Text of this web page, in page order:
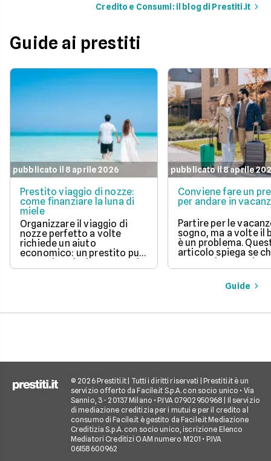
Credito e Consumi: il blog di Prestiti.it
Guide ai prestiti
pubblicato il 8 aprile 2026
Prestito viaggio di nozze:
come finanziare la luna di
miele
Organizzare il viaggio di
nozze perfetto a volte
richiede un aiuto
economico: un prestito può
come funziona, quali tipi ci
pubblicato il 8 aprile
Conviene fare un
per andare in
Partire per le
sogno, ma a volte il
è un problema.
articolo spiega se
una buona idea,
vantaggi come la
di partire subito e
pagare. Scopri
Guide
© 2026 Prestiti.it | Tutti i diritti riservati | Prestiti.it è un
servizio offerto da Facile.it S.p.A. con socio unico • Via
Sannio, 3 - 20137 Milano • P.IVA 07902950968 | Il servizio
di mediazione creditizia per i mutui e per il credito al
consumo di Facile.it è gestito da Facile.it Mediazione
Creditizia S.p.A. con socio unico, iscrizione Elenco
Mediatori Creditizi OAM numero M201 • P.IVA
06158600962